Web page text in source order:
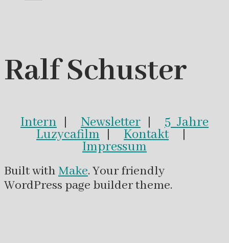
Ralf Schuster
Intern | Newsletter | 5 Jahre
Luzycafilm | Kontakt|
Impressum
Built with Make. Your friendly
WordPress page builder theme.